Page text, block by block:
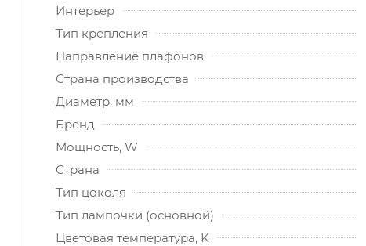
Интерьер
Тип крепления
Направление плафонов
Страна производства
Диаметр, мм
Бренд
Мощность, W
Страна
Тип цоколя
Тип лампочки (основной)
Цветовая температура, K